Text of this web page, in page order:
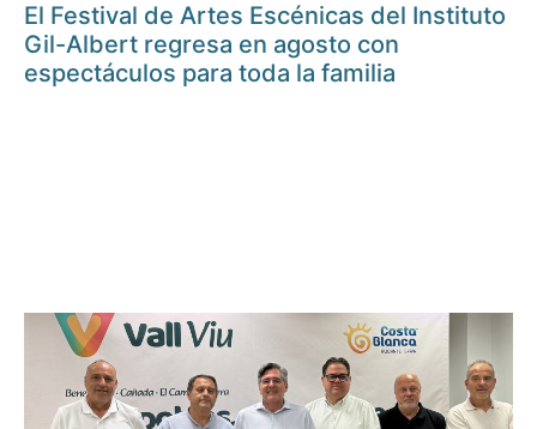
El Festival de Artes Escénicas del Instituto
Gil-Albert regresa en agosto con
espectáculos para toda la familia